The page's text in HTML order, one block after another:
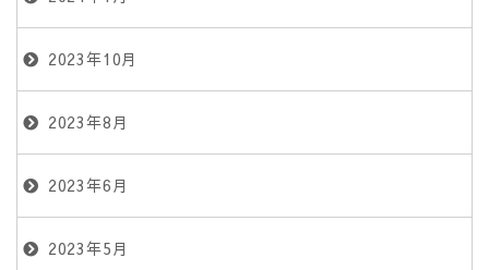
2023年10月
2023年8月
2023年6月
2023年5月